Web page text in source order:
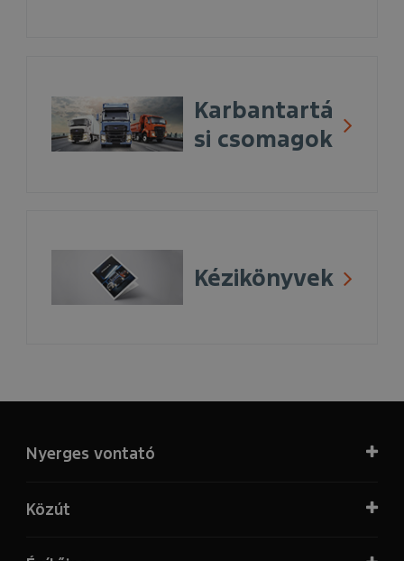
Karbantartá
si csomagok
Kézikönyvek
Nyerges vontató
Közút